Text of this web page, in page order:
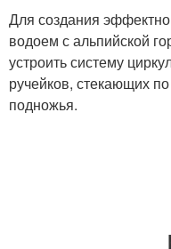
Для создания
водоем с альпийской
устроить систему
ручейков, стекающих
подножья.